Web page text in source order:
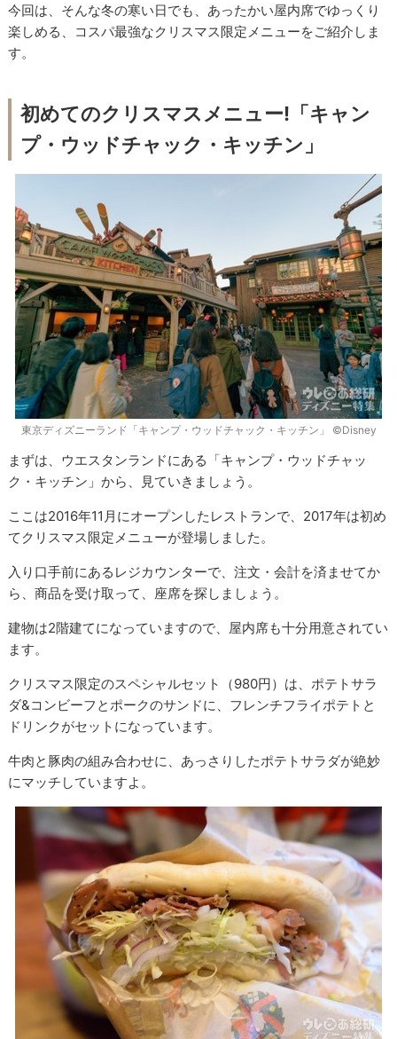
今回は、そんな冬の寒い日でも、あったかい屋内席でゆっくり
楽しめる、コスパ最強なクリスマス限定メニューをご紹介しま
す。
初めてのクリスマスメニュー!「キャン
プ・ウッドチャック・キッチン」
東京ディズニーランド「キャンプ・ウッドチャック・キッチン」 ©Disney
まずは、ウエスタンランドにある「キャンプ・ウッドチャッ
ク・キッチン」から、見ていきましょう。
ここは2016年11月にオープンしたレストランで、2017年は初め
てクリスマス限定メニューが登場しました。
入り口手前にあるレジカウンターで、注文・会計を済ませてか
ら、商品を受け取って、座席を探しましょう。
建物は2階建てになっていますので、屋内席も十分用意されてい
ます。
クリスマス限定のスペシャルセット（980円）は、ポテトサラ
ダ&コンビーフとポークのサンドに、フレンチフライポテトと
ドリンクがセットになっています。
牛肉と豚肉の組み合わせに、あっさりしたポテトサラダが絶妙
にマッチしていますよ。